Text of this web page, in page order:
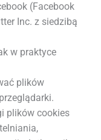
(Facebook
Inc. z siedzibą
w praktyce
plików
plików cookies